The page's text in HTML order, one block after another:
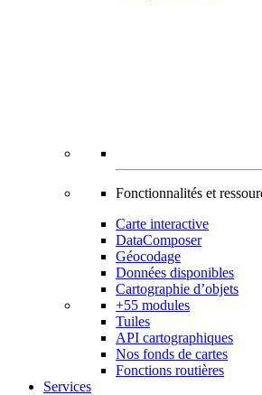
Fonctionnalités et
Carte interactive
DataComposer
Géocodage
Données disponibles
Cartographie d’objets
+55 modules
Tuiles
API cartographiques
Nos fonds de cartes
Fonctions routières
Services